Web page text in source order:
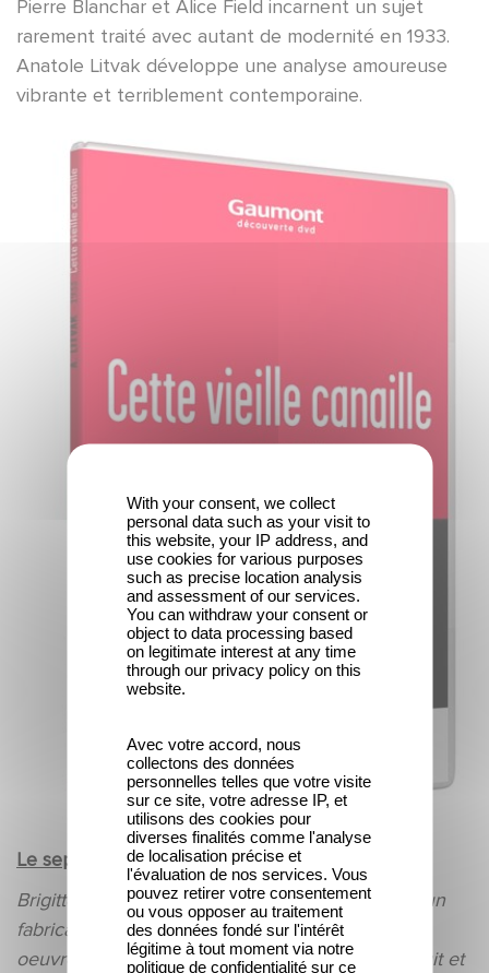
Pierre Blanchar et Alice Field incarnent un sujet
rarement traité avec autant de modernité en 1933.
Anatole Litvak développe une analyse amoureuse
vibrante et terriblement contemporaine.
Le septième ciel réalisépar Raymond Bernard :
Brigitte de Lédouville est la veuve et héritière d'un
fabricant de bière. Afin de financer les multiples
oeuvres charitables qu'elle entreprend, elle séduit et
With your consent, we collect
personal data such as your visit to
this website, your IP address, and
use cookies for various purposes
such as precise location analysis
and assessment of our services.
You can withdraw your consent or
object to data processing based
on legitimate interest at any time
through our privacy policy on this
website.
Avec votre accord, nous
collectons des données
personnelles telles que votre visite
sur ce site, votre adresse IP, et
utilisons des cookies pour
diverses finalités comme l'analyse
de localisation précise et
l'évaluation de nos services. Vous
pouvez retirer votre consentement
ou vous opposer au traitement
des données fondé sur l'intérêt
légitime à tout moment via notre
politique de confidentialité sur ce